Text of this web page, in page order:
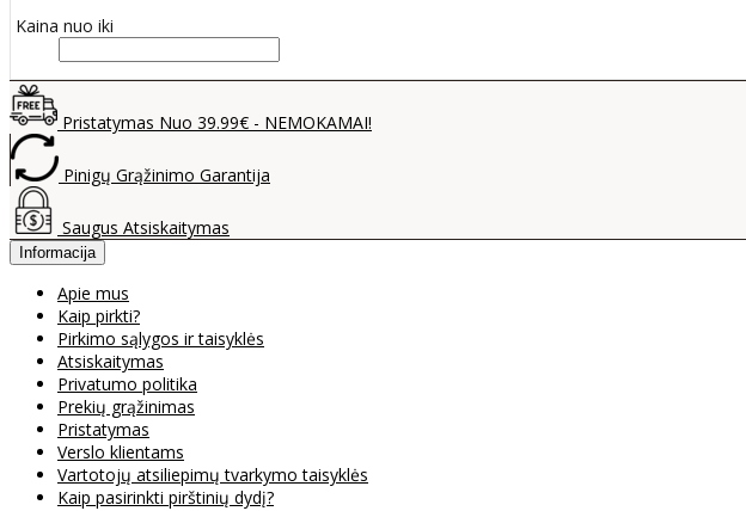
Kaina nuo iki
Pristatymas Nuo 39.99€ - NEMOKAMAI!
Pinigų Grąžinimo Garantija
Saugus Atsiskaitymas
Informacija
Apie mus
Kaip pirkti?
Pirkimo sąlygos ir taisyklės
Atsiskaitymas
Privatumo politika
Prekių grąžinimas
Pristatymas
Verslo klientams
Vartotojų atsiliepimų tvarkymo taisyklės
Kaip pasirinkti pirštinių dydį?